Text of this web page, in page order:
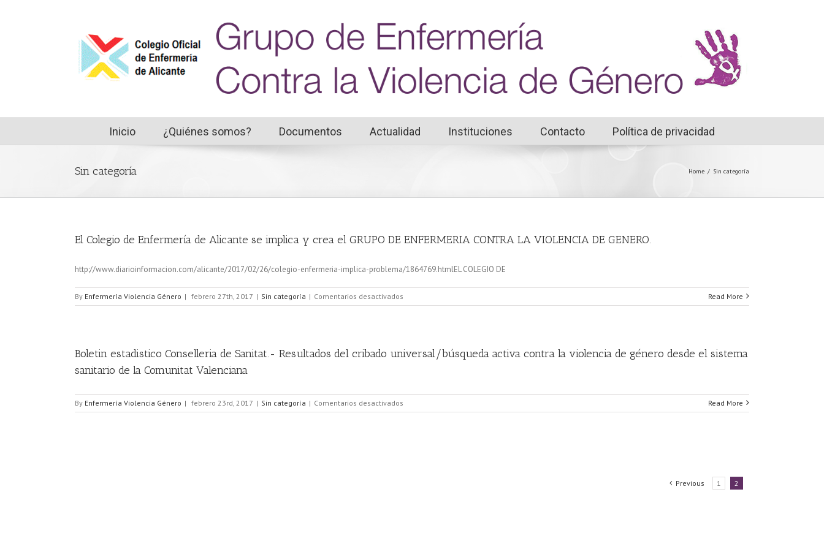
Inicio ¿Quiénes somos? Documentos Actualidad Instituciones Contacto Política de privacidad
Sin categoría Home / Sin categoría
El Colegio de Enfermería de Alicante se implica y crea el GRUPO DE ENFERMERIA CONTRA LA VIOLENCIA DE GENERO.
http://www.diarioinformacion.com/alicante/2017/02/26/colegio-enfermeria-implica-problema/1864769.htmlEL COLEGIO DE
By Enfermería Violencia Género | febrero 27th, 2017 | Sin categoría | Comentarios desactivados Read More
Boletin estadistico Conselleria de Sanitat.- Resultados del cribado universal/búsqueda activa contra la violencia de género desde el sistema
sanitario de la Comunitat Valenciana
By Enfermería Violencia Género | febrero 23rd, 2017 | Sin categoría | Comentarios desactivados Read More
Previous 1 2